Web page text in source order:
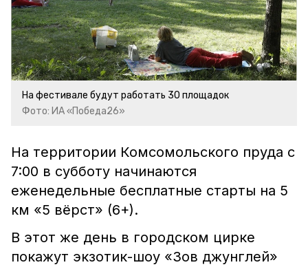
На фестивале будут работать 30 площадок
Фото: ИА «Победа26»
На территории Комсомольского пруда с
7:00 в субботу начинаются
еженедельные бесплатные старты на 5
км «5 вёрст» (6+).
В этот же день в городском цирке
покажут экзотик-шоу «Зов джунглей»